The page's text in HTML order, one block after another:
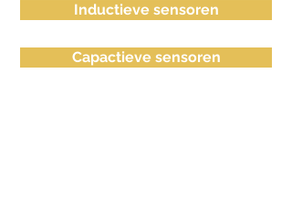
Inductieve sensoren
Capactieve sensoren